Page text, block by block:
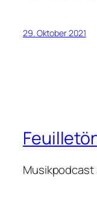
29. Oktober 2021